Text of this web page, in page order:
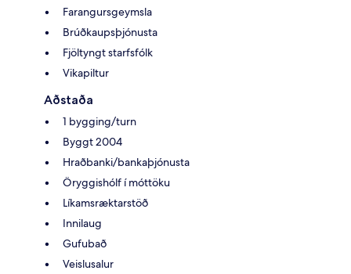
Farangursgeymsla
Brúðkaupsþjónusta
Fjöltyngt starfsfólk
Vikapiltur
Aðstaða
1 bygging/turn
Byggt 2004
Hraðbanki/bankaþjónusta
Öryggishólf í móttöku
Líkamsræktarstöð
Innilaug
Gufubað
Veislusalur